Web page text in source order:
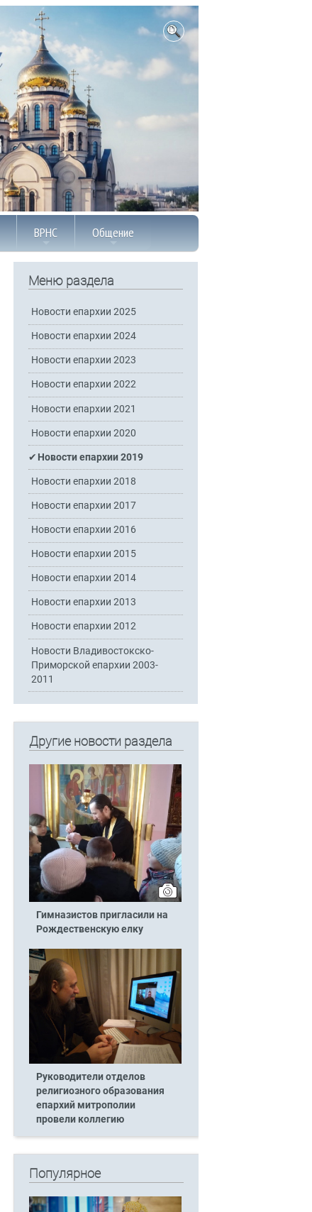
ВРНС Общение
Меню раздела
Новости епархии 2025
Новости епархии 2024
Новости епархии 2023
Новости епархии 2022
Новости епархии 2021
Новости епархии 2020
Новости епархии 2019
Новости епархии 2018
Новости епархии 2017
Новости епархии 2016
Новости епархии 2015
Новости епархии 2014
Новости епархии 2013
Новости епархии 2012
Новости Владивостокско-
Приморской епархии 2003-
2011
Другие новости раздела
Гимназистов пригласили на
Рождественскую елку
Руководители отделов
религиозного образования
епархий митрополии
провели коллегию
Популярное